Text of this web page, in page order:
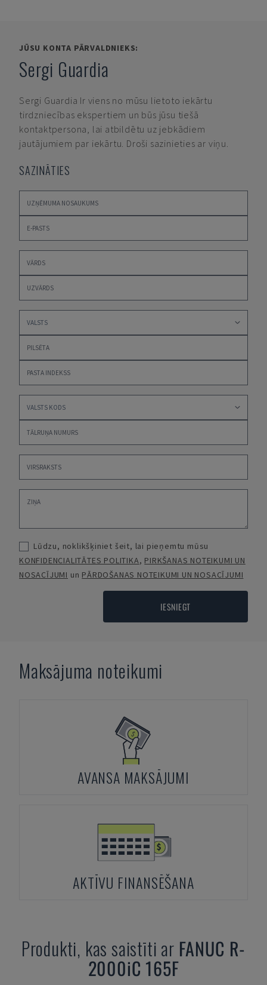
JŪSU KONTA PĀRVALDNIEKS:
Sergi Guardia
Sergi Guardia Ir viens no mūsu lietoto iekārtu
tirdzniecības ekspertiem un būs jūsu tiešā
kontaktpersona, lai atbildētu uz jebkādiem
jautājumiem par iekārtu. Droši sazinieties ar viņu.
SAZINĀTIES
Lūdzu, noklikšķiniet šeit, lai pieņemtu mūsu
KONFIDENCIALITĀTES POLITIKA, PIRKŠANAS NOTEIKUMI UN
NOSACĪJUMI un PĀRDOŠANAS NOTEIKUMI UN NOSACĪJUMI
IESNIEGT
Maksājuma noteikumi
AVANSA MAKSĀJUMI
AKTĪVU FINANSĒŠANA
Produkti, kas saistīti ar FANUC R-
2000iC 165F